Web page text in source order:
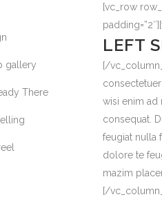
gallery
There
[vc_row
LEFT
[/
wisi enim ad
consequat.
feugiat nulla
dolore te
mazim
[/